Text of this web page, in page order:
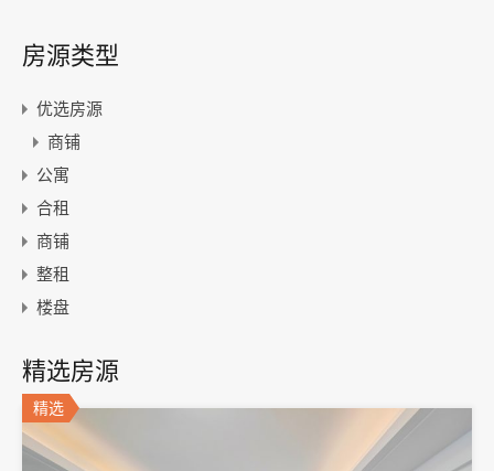
房源类型
优选房源
商铺
公寓
合租
商铺
整租
楼盘
精选房源
精选